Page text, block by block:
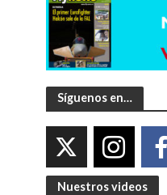
Síguenos en…
Nuestros videos